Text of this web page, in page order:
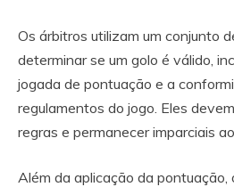
Os árbitros utilizam um conjunto
determinar se um golo é válido,
jogada de pontuação e a
regulamentos do jogo. Eles
regras e permanecer imparciais
Além da aplicação da